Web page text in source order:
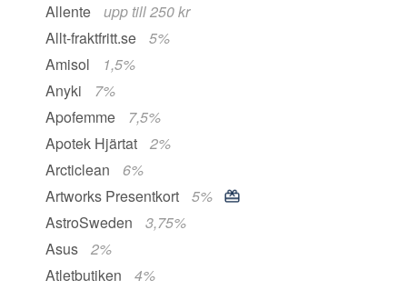
Allente
upp till 250 kr
Allt-fraktfritt.se
5%
Amisol
1,5%
Anyki
7%
Apofemme
7,5%
Apotek Hjärtat
2%
Arcticlean
6%
Artworks Presentkort
5%
AstroSweden
3,75%
Asus
2%
Atletbutiken
4%